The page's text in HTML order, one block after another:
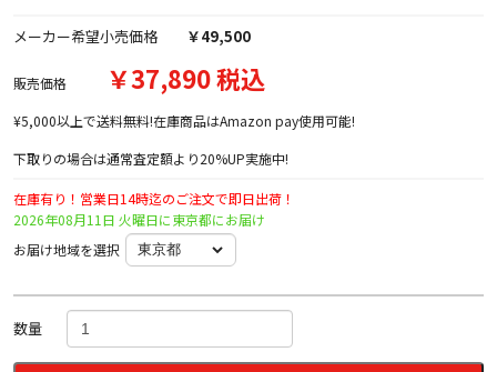
メーカー希望小売価格 ￥49,500
販売価格 ￥37,890 税込
¥5,000以上で送料無料!在庫商品はAmazon pay使用可能!
下取りの場合は通常査定額より20%UP実施中!
在庫有り！営業日14時迄のご注文で即日出荷！
2026年08月11日 火曜日に東京都にお届け
お届け地域を選択
数量